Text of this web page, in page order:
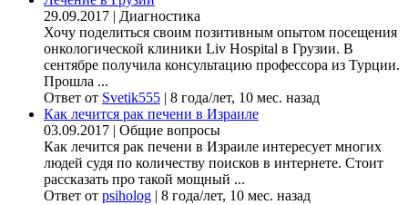
29.09.2017 | Диагностика
Хочу поделиться своим позитивным опытом посещения
онкологической клиники Liv Hospital в Грузии. В
сентябре получила консультацию профессора из Турции.
Прошла ...
Ответ от Svetik555 | 8 года/лет, 10 мес. назад
Как лечится рак печени в Израиле
03.09.2017 | Общие вопросы
Как лечится рак печени в Израиле интересует многих
людей судя по количеству поисков в интернете. Стоит
рассказать про такой мощный ...
Ответ от psiholog | 8 года/лет, 10 мес. назад